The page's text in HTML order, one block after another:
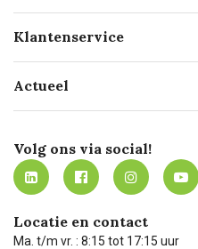
Geschiedenis
Missie
Werken bij Carel Lurvink
MVO
Klantenservice
Bezorgen
Mijn Carel Lurvink
Mijn Carel Lurvink instructievideo's
Carel Lurvink App
Hulp op afstand
Technische dienst
Actueel
Innovation LAB
Tevreden klanten
Carel Lurvink Blog
Carel de podcast
Volg ons via social!
Locatie en contact
Ma. t/m vr. : 8:15 tot 17:15 uur